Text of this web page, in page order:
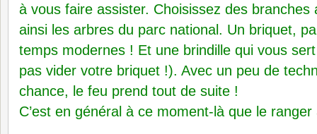
à vous faire assister. Choisissez des branches
ainsi les arbres du parc national. Un briquet,
temps modernes ! Et une brindille qui vous
pas vider votre briquet !). Avec un peu de
chance, le feu prend tout de suite !
C’est en général à ce moment-là que le